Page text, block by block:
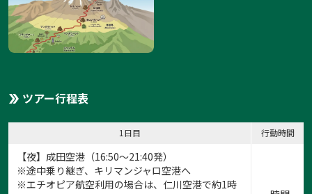
ツアー行程表
1日目 行動時間
【夜】成田空港（16:50～21:40発）
※途中乗り継ぎ、キリマンジャロ空港へ
※エチオピア航空利用の場合は、仁川空港で約1時